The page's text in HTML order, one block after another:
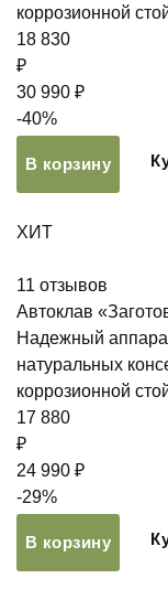
коррозионной
18 830
₽
30 990 ₽
-40%
В корзину
ХИТ
11 отзывов
Автоклав
Надежный
натуральных
коррозионной
17 880
₽
24 990 ₽
-29%
В корзину